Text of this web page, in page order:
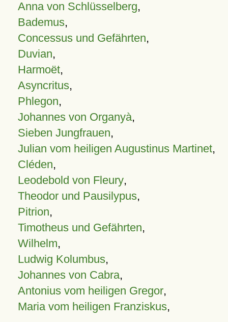
Anna von Schlüsselberg,
Bademus,
Concessus und Gefährten,
Duvian,
Harmoët,
Asyncritus,
Phlegon,
Johannes von Organyà,
Sieben Jungfrauen,
Julian vom heiligen Augustinus Martinet,
Cléden,
Leodebold von Fleury,
Theodor und Pausilypus,
Pitrion,
Timotheus und Gefährten,
Wilhelm,
Ludwig Kolumbus,
Johannes von Cabra,
Antonius vom heiligen Gregor,
Maria vom heiligen Franziskus,